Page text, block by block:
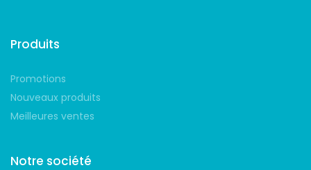
Produits
Promotions
Nouveaux produits
Meilleures ventes
Notre société